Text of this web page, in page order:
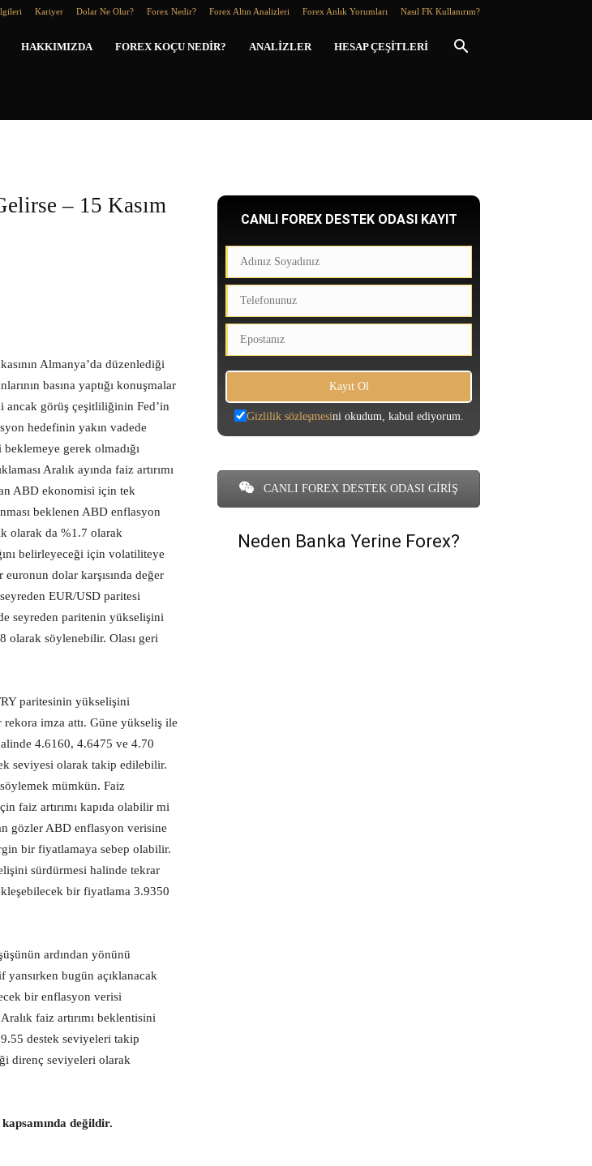
Kariyer Dolar Ne Olur? Forex Nedir? Forex Altın Analizleri Forex Anlık Yorumları Nasıl FK Kullanırım?
HAKKIMIZDA FOREX KOÇU NEDIR? ANALIZLER HESAP ÇEŞITLERI
– 15 Kasım
Almanya’da düzenlediği
basına yaptığı konuşmalar
ancak görüş çeşitliliğinin Fed’in
hedefinin yakın vadede
gerek olmadığı
Aralık ayında faiz artırımı
ABD ekonomisi için tek
beklenen ABD enflasyon
olarak da %1.7 olarak
belirleyeceği için volatiliteye
dolar karşısında değer
EUR/USD paritesi
seyreden paritenin yükselişini
olarak söylenebilir. Olası geri
paritesinin yükselişini
imza attı. Güne yükseliş ile
4.6160, 4.6475 ve 4.70
seviyesi olarak takip edilebilir.
mümkün. Faiz
faiz artırımı kapıda olabilir mi
gözler ABD enflasyon verisine
bir fiyatlamaya sebep olabilir.
sürdürmesi halinde tekrar
bir fiyatlama 3.9350
ardından yönünü
bugün açıklanacak
bir enflasyon verisi
faiz artırımı beklentisini
destek seviyeleri takip
direnç seviyeleri olarak
değildir.
CANLI FOREX DESTEK ODASI KAYIT
Gizlilik sözleşmesini okudum, kabul ediyorum.
CANLI FOREX DESTEK ODASI GİRİŞ
Neden Banka Yerine Forex?